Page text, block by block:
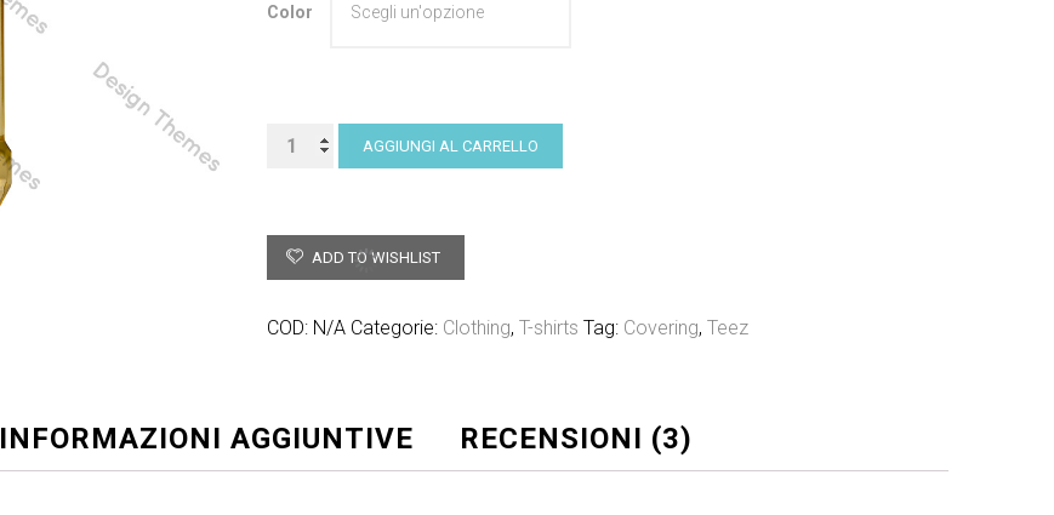
Color
Mouthwash AGGIUNGI AL CARRELLO
ADD TO WISHLIST
COD: N/A Categorie: Clothing,T-shirts Tag: Covering,Teez
INFORMAZIONI AGGIUNTIVE RECENSIONI (3)